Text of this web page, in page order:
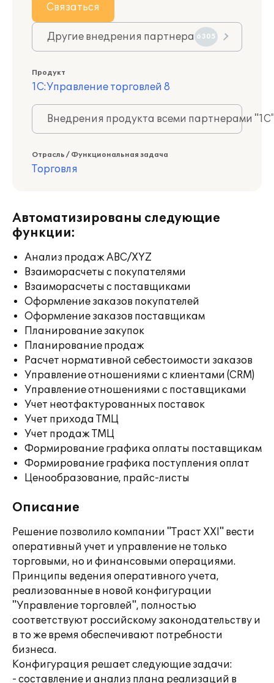
Связаться
Другие внедрения партнера 6305
Продукт
1С:Управление торговлей 8
Внедрения продукта всеми партнерами
Отрасль / Функциональная задача
Торговля
Автоматизированы следующие
функции:
Анализ продаж ABC/XYZ
Взаиморасчеты с покупателями
Взаиморасчеты с поставщиками
Оформление заказов покупателей
Оформление заказов поставщикам
Планирование закупок
Планирование продаж
Расчет нормативной себестоимости заказов
Управление отношениями с клиентами (CRM)
Управление отношениями с поставщиками
Учет неотфактурованных поставок
Учет прихода ТМЦ
Учет продаж ТМЦ
Формирование графика оплаты поставщикам
Формирование графика поступления оплат
Ценообразование, прайс-листы
Описание
Решение позволило компании "Траст ХХI" вести
оперативный учет и управление не только
торговыми, но и финансовыми операциями.
Принципы ведения оперативного учета,
реализованные в новой конфигурации
"Управление торговлей", полностью
соответствуют российскому законодательству и
в то же время обеспечивают потребности
бизнеса.
Конфигурация решает следующие задачи:
- составление и анализ плана реализаций в